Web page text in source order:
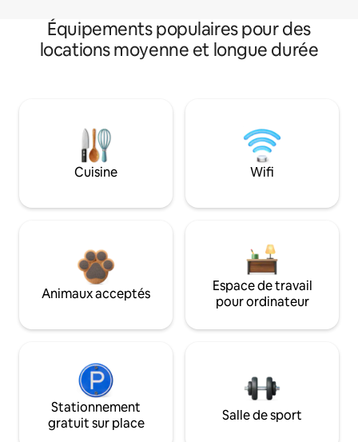
Équipements populaires pour des
locations moyenne et longue durée
Cuisine Wifi
Animaux acceptés
Espace de travail
pour ordinateur
Stationnement
gratuit sur place
Salle de sport